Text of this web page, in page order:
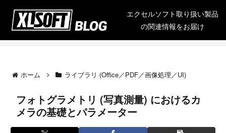
エクセルソフト取り扱い製品
の関連情報をお届け
ホーム ライブラリ (Office／PDF／画像処理／UI)
フォトグラメトリ (写真測量) におけるカ
メラの基礎とパラメーター